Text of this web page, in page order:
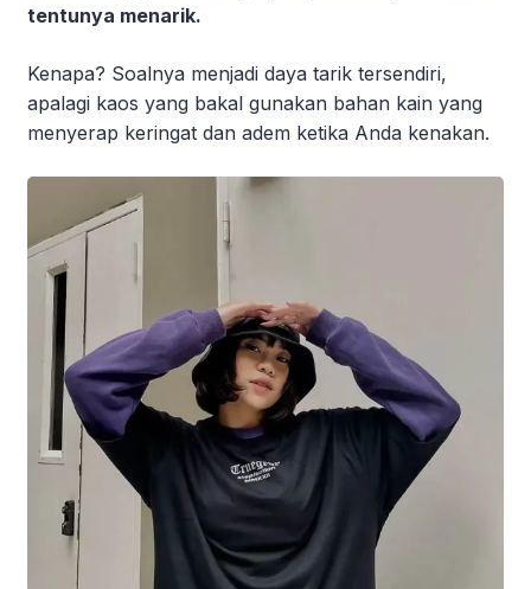
tentunya menarik.
Kenapa? Soalnya menjadi daya tarik tersendiri,
apalagi kaos yang bakal gunakan bahan kain yang
menyerap keringat dan adem ketika Anda kenakan.